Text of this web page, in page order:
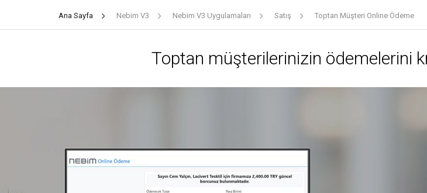
Ana Sayfa Nebim V3 Nebim V3 Uygulamaları Satış Toptan Müşteri Online Ödeme
Toptan müşterilerinizin ödemelerini